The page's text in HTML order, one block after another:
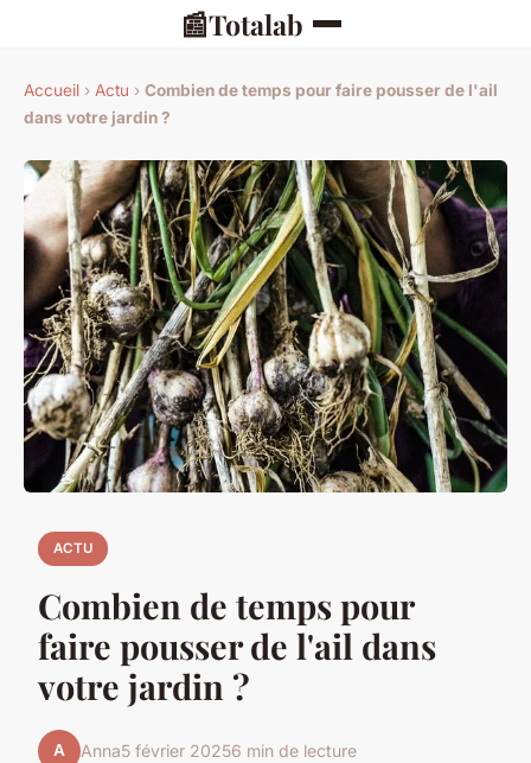
📰Totalab
Accueil › Actu › Combien de temps pour faire pousser de l'ail
dans votre jardin ?
ACTU
Combien de temps pour
faire pousser de l'ail dans
votre jardin ?
A Anna5 février 20256 min de lecture